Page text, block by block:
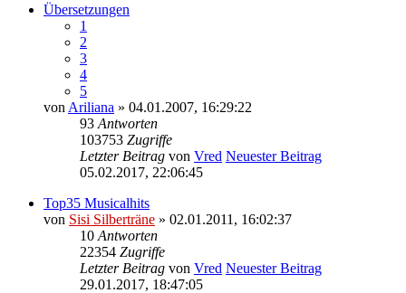
Übersetzungen
1
2
3
4
5
von Ariliana » 04.01.2007, 16:29:22
93 Antworten
103753 Zugriffe
Letzter Beitrag von Vred Neuester Beitrag
05.02.2017, 22:06:45
Top35 Musicalhits
von Sisi Silberträne » 02.01.2011, 16:02:37
10 Antworten
22354 Zugriffe
Letzter Beitrag von Vred Neuester Beitrag
29.01.2017, 18:47:05